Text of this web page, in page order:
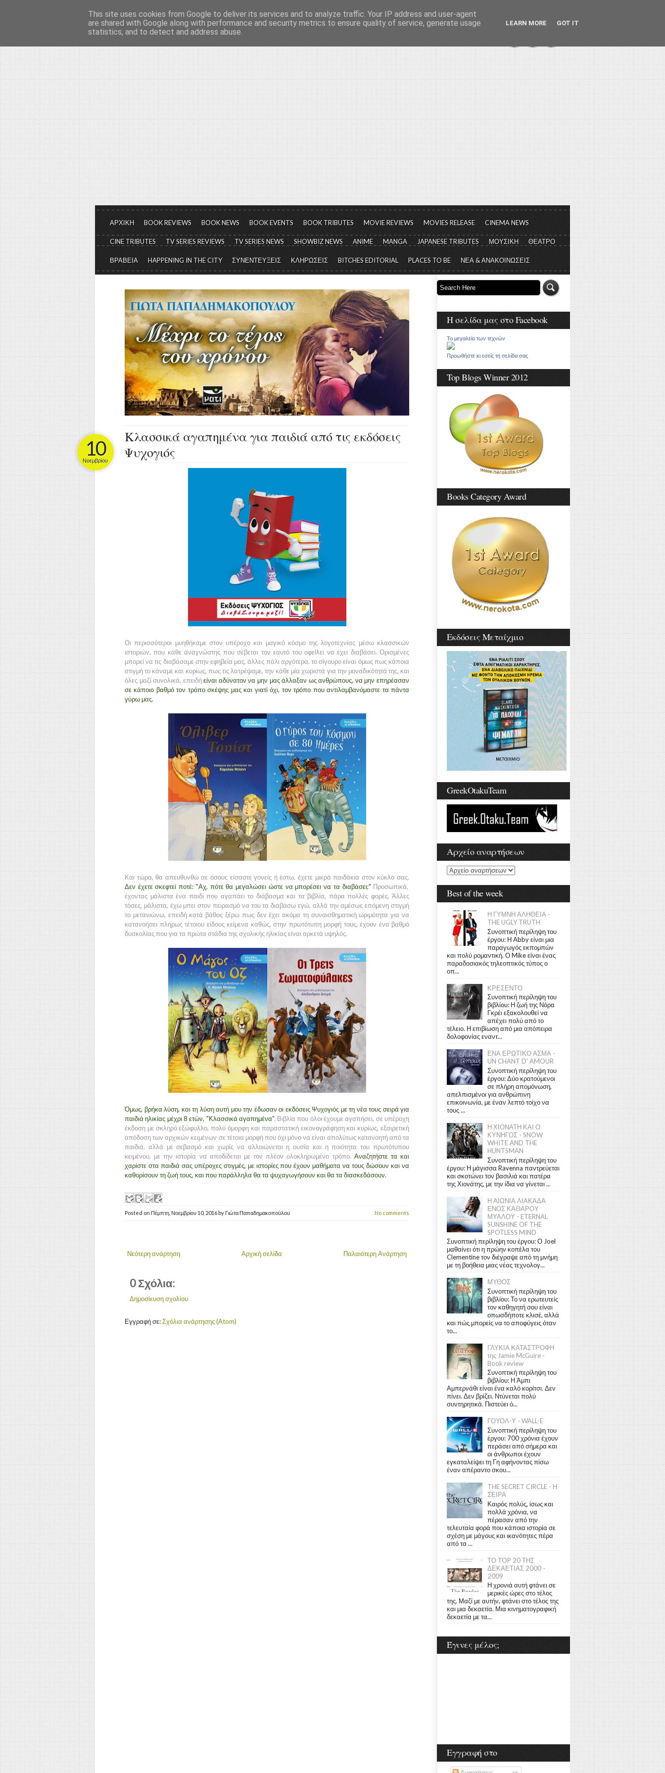
Το μεγαλείο των Τεχνών...
Είμαστε πάντα εδώ για να μιλάμε για τον πολιτισμό, σε κάθε του μορφή και έκταση...
ΑΡΧΙΚΗ BOOK REVIEWS BOOK NEWS BOOK EVENTS BOOK TRIBUTES MOVIE REVIEWS MOVIES RELEASE CINEMA NEWS
CINE TRIBUTES TV SERIES REVIEWS TV SERIES NEWS SHOWBIZ NEWS ANIME MANGA JAPANESE TRIBUTES ΜΟΥΣΙΚΗ ΘΕΑΤΡΟ
ΒΡΑΒΕΙΑ HAPPENING IN THE CITY ΣΥΝΕΝΤΕΥΞΕΙΣ ΚΛΗΡΩΣΕΙΣ BITCHES EDITORIAL PLACES TO BE ΝΕΑ & ΑΝΑΚΟΙΝΩΣΕΙΣ
Κλασσικά αγαπημένα για παιδιά από τις εκδόσεις
Ψυχογιός
10
Νοεμβρίου
Οι περισσότεροι μυηθήκαμε στον υπέροχο και μαγικό κόσμο της λογοτεχνίας μέσω κλασσικών
ιστοριών, που κάθε αναγνώστης που σέβεται τον εαυτό του οφείλει να έχει διαβάσει. Ορισμένες
μπορεί να τις διαβάσαμε στην εφηβεία μας, άλλες πάλι αργότερα, το σίγουρο είναι όμως πως κάποια
στιγμή το κάναμε και κυρίως, πως τις λατρέψαμε, την κάθε μία χωριστά για την μοναδικότητά της, και
όλες μαζί συνολικά, επειδήείναι αδύνατον να μην μας άλλαξαν ως ανθρώπους, να μην επηρέασαν
σε κάποιο βαθμό τον τρόπο σκέψης μας και γιατί όχι, τον τρόπο που αντιλαμβανόμαστε τα πάντα
γύρω μας.
Και τώρα, θα απευθυνθώ σε όσους είσαστε γονείς ή έστω, έχετε μικρά παιδάκια στον κύκλο σας.
Δεν έχετε σκεφτεί ποτέ: "Αχ, πότε θα μεγαλώσει ώστε να μπορέσει να τα διαβάσει;" Προσωπικά,
έχοντας μάλιστα ένα παιδί που αγαπάει το διάβασμα και τα βιβλία, πάρα πολλές φορές. Άλλες
τόσες, μάλιστα, έχω μπει στον πειρασμό να του τα διαβάσω εγώ, αλλά την αμέσως επόμενη στιγμή
το μετανιώνω, επειδή κατά βάθος ξέρω πως δεν έχει ακόμα τη συναισθηματική ωριμότητα για να
κατανοήσει πλήρως τέτοιου είδους κείμενα καθώς, στην πρωτότυπη μορφή τους, έχουν ένα βαθμό
δυσκολίας που για τα πρώτα στάδια της σχολικής ηλικίας είναι αρκετά υψηλός.
Όμως, βρήκα λύση, και τη λύση αυτή μου την έδωσαν οι εκδόσεις Ψυχογιός με τη νέα τους σειρά για
παιδιά ηλικίας μέχρι 8 ετών, "Κλασσικά αγαπημένα". Βιβλία που όλοι έχουμε αγαπήσει, σε υπέροχη
έκδοση με σκληρό εξώφυλλο, πολύ όμορφη και παραστατική εικονογράφηση και κυρίως, εξαιρετική
απόδοση των αρχικών κειμένων σε τέτοια μορφή που όχι μόνο να είναι απολύτως κατανοητή από τα
παιδιά, αλλά με σεβασμό και χωρίς να αλλοιώνεται η ουσία και η ποιότητα του πρωτότυπου
κειμένου, με την ιστορία να αποδίδεται με τον πλέον ολοκληρωμένο τρόπο. Αναζητήστε τα και
χαρίστε στα παιδιά σας υπέροχες στιγμές, με ιστορίες που έχουν μαθήματα να τους δώσουν και να
καθορίσουν τη ζωή τους, και που παράλληλα θα τα ψυχαγωγήσουν και θα τα διασκεδάσουν.
Posted on Πέμπτη, Νοεμβρίου 10, 2016 by Γιώτα Παπαδημακοπούλου No comments
Νεότερη ανάρτηση Παλαιότερη Ανάρτηση
Αρχική σελίδα
0 Σχόλια:
Δημοσίευση σχολίου
Εγγραφή σε:Σχόλια ανάρτησης (Atom)
Η σελίδα μας στο Facebook
Το μεγαλείο των τεχνών
Προωθήστε κι εσείς τη σελίδα σας
Top Blogs Winner 2012
Books Category Award
Εκδόσεις Μεταίχμιο
GreekOtakuTeam
Αρχείο αναρτήσεων
Best of the week
Η ΓΥΜΝΗ ΑΛΗΘΕΙΑ -
THE UGLY TRUTH
Συνοπτική περίληψη του
έργου: Η Abby είναι μια
παραγωγός εκπομπών
και πολύ ρομαντική. Ο Mike είναι ένας
παραδοσιακός τηλεοπτικός τύπος ο
οπ...
ΚΡΕΣΕΝΤΟ
Συνοπτική περίληψη του
βιβλίου: Η ζωή της Νόρα
Γκρέι εξακολουθεί να
απέχει πολύ από το
τέλειο. Η επιβίωση από μια απόπειρα
δολοφονίας εναντ...
ΕΝΑ ΕΡΩΤΙΚΟ ΑΣΜΑ -
UN CHANT D' AMOUR
Συνοπτική περίληψη του
έργου: Δύο κρατούμενοι
σε πλήρη απομόνωση,
απελπισμένοι για ανθρώπινη
επικοινωνία, με έναν λεπτό τοίχο να
τους ...
Η ΧΙΟΝΑΤΗ ΚΑΙ Ο
ΚΥΝΗΓΟΣ - SNOW
WHITE AND THE
HUNTSMAN
Συνοπτική περίληψη του
έργου: Η μάγισσα Ravenna παντρεύεται
και σκοτώνει τον βασιλιά και πατέρα
της Χιονάτης, με την ίδια να γίνεται ...
Η ΑΙΩΝΙΑ ΛΙΑΚΑΔΑ
ΕΝΟΣ ΚΑΘΑΡΟΥ
ΜΥΑΛΟΥ - ETERNAL
SUNSHINE OF THE
SPOTLESS MIND
Συνοπτική περίληψη του έργου: Ο Joel
μαθαίνει ότι η πρώην κοπέλα του
Clementine τον διέγραψε από τη μνήμη
με τη βοήθεια μιας νέας τεχνολογ...
ΜΥΘΟΣ
Συνοπτική περίληψη του
βιβλίου: Το να ερωτευτείς
τον καθηγητή σου είναι
οπωσδήποτε κλισέ, αλλά
και πώς μπορείς να το αποφύγεις όταν
το...
ΓΛΥΚΙΑ ΚΑΤΑΣΤΡΟΦΗ
της Jamie McGuire -
Book review
Συνοπτική περίληψη του
βιβλίου: Η Άμπι
Αμπερνάθι είναι ένα καλό κορίτσι. Δεν
πίνει. Δεν βρίζει. Ντύνεται πολύ
συντηρητικά. Πιστεύει ό...
ΓΟΥΟΛ-Υ - WALL-E
Συνοπτική περίληψη του
έργου: 700 χρόνια έχουν
περάσει από σήμερα και
οι άνθρωποι έχουν
εγκαταλείψει τη Γη αφήνοντας πίσω
έναν απέραντο σκου...
THE SECRET CIRCLE - Η
ΣΕΙΡΑ
Καιρός πολύς, ίσως και
πολλά χρόνια, να
πέρασαν από την
τελευταία φορά που κάποια ιστορία σε
σχέση με μάγους και ικανότητες πέρα
από τα ...
ΤΟ TOP 20 ΤΗΣ
ΔΕΚΑΕΤΙΑΣ 2000 -
2009
Η χρονιά αυτή φτάνει σε
μερικές ώρες στο τέλος
της. Μαζί με αυτήν, φτάνει στο τέλος της
και μια δεκαετία. Μια κινηματογραφική
δεκαετία με τα...
Έγινες μέλος;
Εγγραφή στο
This site uses cookies from Google to deliver its services and to analyze traffic. Your IP address and user-agent
are shared with Google along with performance and security metrics to ensure quality of service, generate usage
statistics, and to detect and address abuse.
LEARN MORE GOT IT